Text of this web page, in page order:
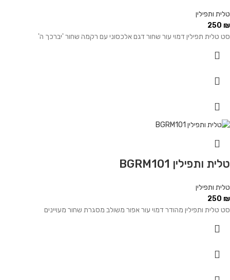
טלית ותפילין
250 ₪
סט טלית תפילין דמוי עור שחור דגם אלכסוני עם רקמה שחור 'יברכך ה'
טלית ותפילין BGRM101
טלית ותפילין
250 ₪
סט טלית ותפילין מהודר דמוי עור אפור משולב מסגרת שחור מעויינים